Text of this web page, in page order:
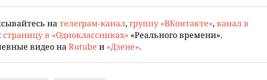
на телеграм-канал, группу «ВКонтакте», канал в
страницу в «Одноклассниках» «Реального времени».
видео на Rutube и «Дзене».